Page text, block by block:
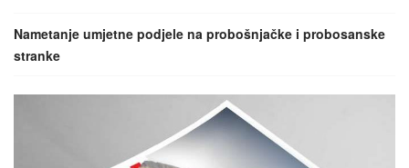
a
o
o
Nametanje umjetne podjele na probošnjačke i probosanske
stranke